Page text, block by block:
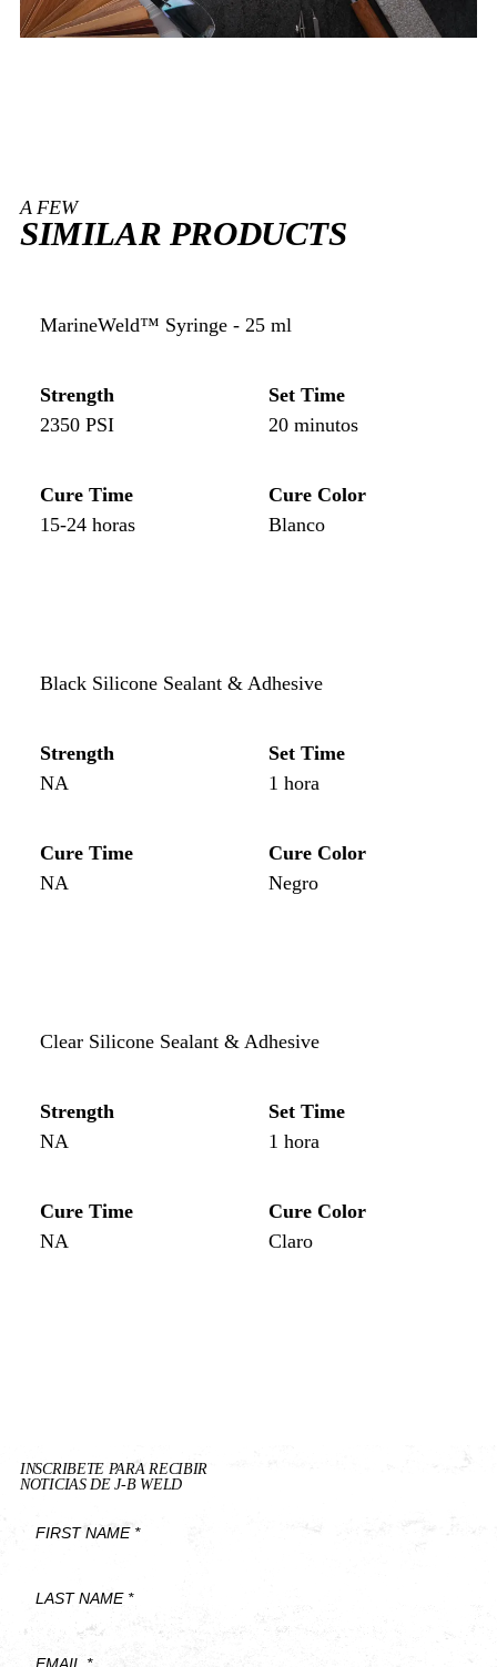
A FEW
SIMILAR PRODUCTS
MarineWeld™ Syringe - 25 ml
Strength
2350 PSI
Set Time
20 minutos
Cure Time
15-24 horas
Cure Color
Blanco
Black Silicone Sealant & Adhesive
Strength
NA
Set Time
1 hora
Cure Time
NA
Cure Color
Negro
Clear Silicone Sealant & Adhesive
Strength
NA
Set Time
1 hora
Cure Time
NA
Cure Color
Claro
INSCRIBETE PARA RECIBIR
NOTICIAS DE J-B WELD
Name
Name